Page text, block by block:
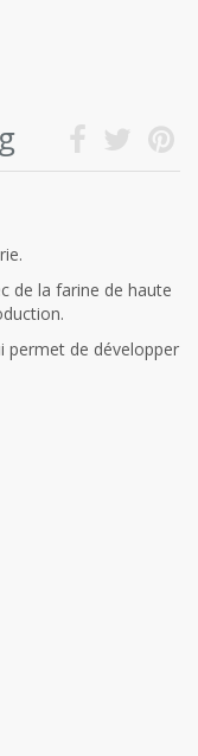
de la farine de haute
permet de développer